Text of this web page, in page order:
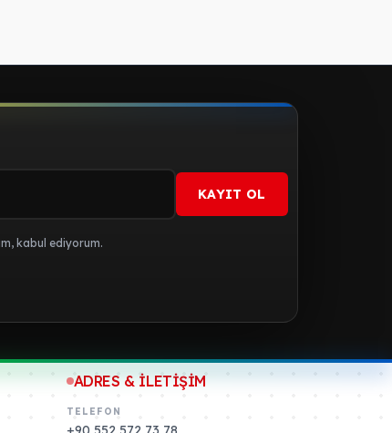
KAYIT OL
kabul ediyorum.
ADRES & İLETİŞİM
TELEFON